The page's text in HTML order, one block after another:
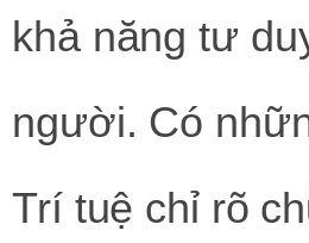
khả năng tư
người. Có
Trí tuệ chỉ rõ